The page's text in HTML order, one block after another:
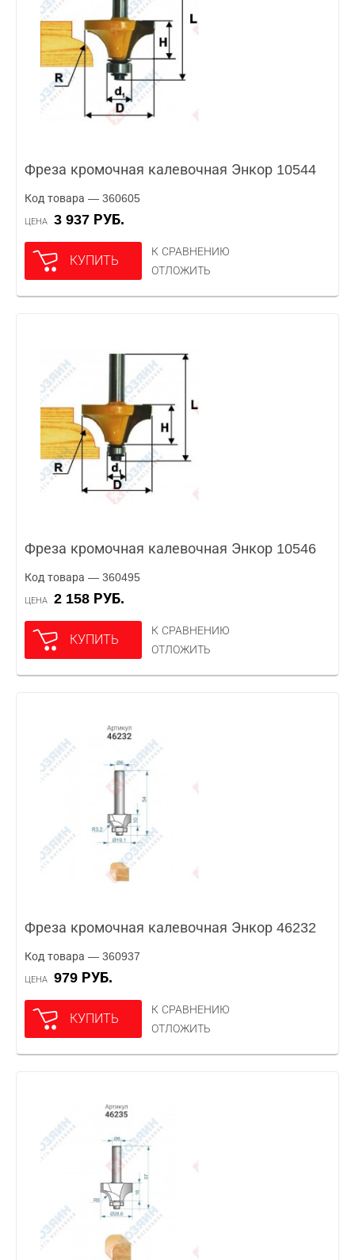
Фреза кромочная калевочная Энкор 10544
Код товара — 360605
ЦЕНА 3 937 РУБ.
КУПИТЬ
К СРАВНЕНИЮ
ОТЛОЖИТЬ
Фреза кромочная калевочная Энкор 10546
Код товара — 360495
ЦЕНА 2 158 РУБ.
КУПИТЬ
К СРАВНЕНИЮ
ОТЛОЖИТЬ
Фреза кромочная калевочная Энкор 46232
Код товара — 360937
ЦЕНА 979 РУБ.
КУПИТЬ
К СРАВНЕНИЮ
ОТЛОЖИТЬ